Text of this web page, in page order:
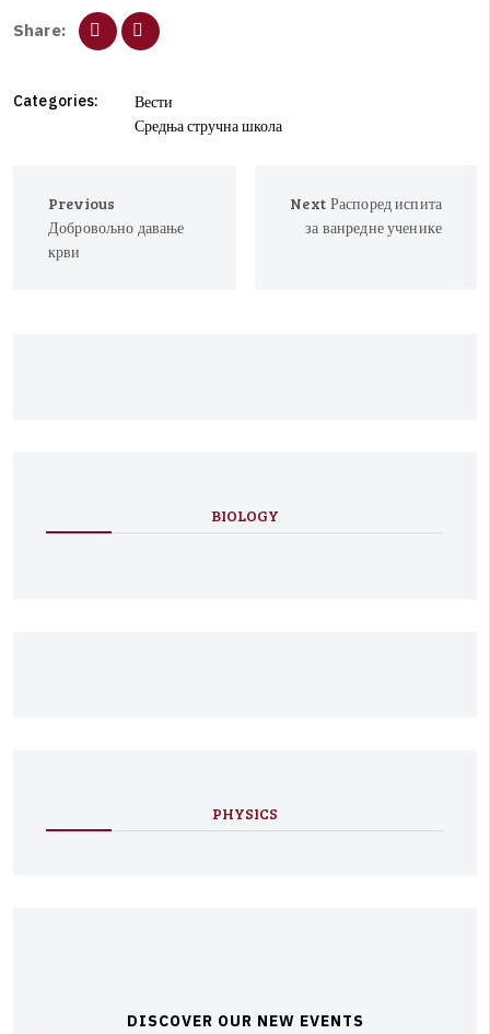
Share:
Categories:
Вести
Средња стручна школа
Previous
Добровољно давање
крви
Next Распоред испита
за ванредне ученике
BIOLOGY
PHYSICS
DISCOVER OUR NEW EVENTS